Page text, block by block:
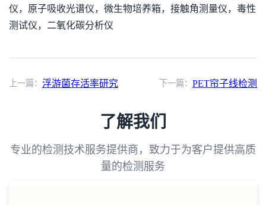
仪，原子吸收光谱仪，微生物培养箱，接触角测量仪，毒性
测试仪，二氧化碳分析仪
上一篇： 浮游菌存活率研究 下一篇： PET帘子线检测
了解我们
专业的检测技术服务提供商，致力于为客户提供高质
量的检测服务